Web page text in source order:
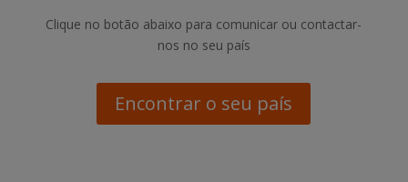
Clique no botão abaixo para comunicar ou contactar-
nos no seu país
Encontrar o seu país